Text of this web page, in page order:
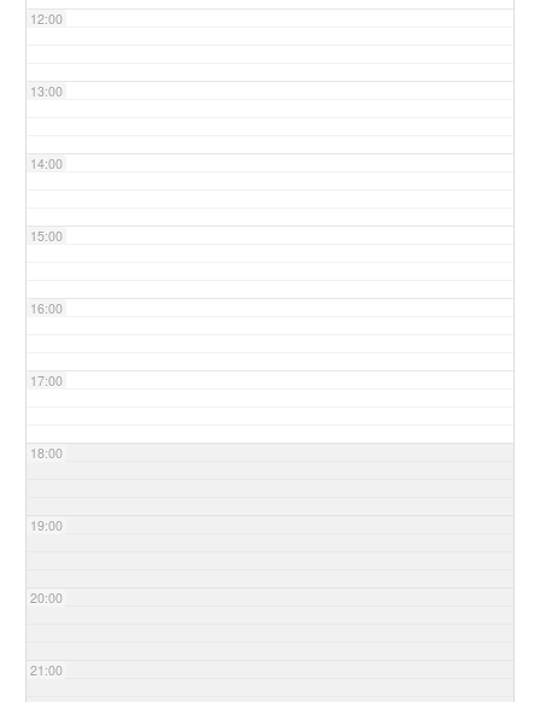
12:00
13:00
14:00
15:00
16:00
17:00
18:00
19:00
20:00
21:00